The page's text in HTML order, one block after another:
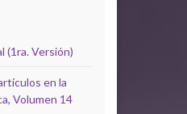
(1ra. Versión)
en la
Volumen 14